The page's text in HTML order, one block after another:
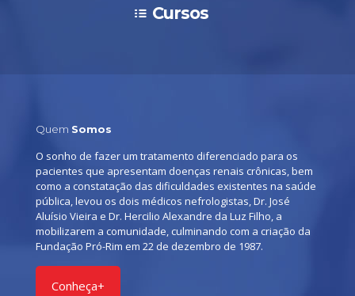
Cursos
Quem Somos
O sonho de fazer um tratamento diferenciado para os
pacientes que apresentam doenças renais crônicas, bem
como a constatação das dificuldades existentes na saúde
pública, levou os dois médicos nefrologistas, Dr. José
Aluísio Vieira e Dr. Hercilio Alexandre da Luz Filho, a
mobilizarem a comunidade, culminando com a criação da
Fundação Pró-Rim em 22 de dezembro de 1987.
Conheça+